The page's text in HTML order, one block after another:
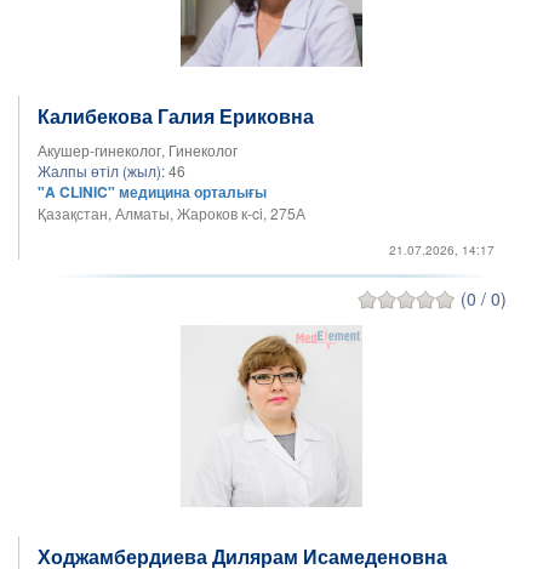
Калибекова Галия Ериковна
Акушер-гинеколог, Гинеколог
Жалпы өтіл (жыл):46
"A CLINIC" медицина орталығы
Қазақстан, Алматы, Жароков к-ci, 275А
21.07.2026, 14:17
(0 / 0)
Ходжамбердиева Дилярам Исамеденовна